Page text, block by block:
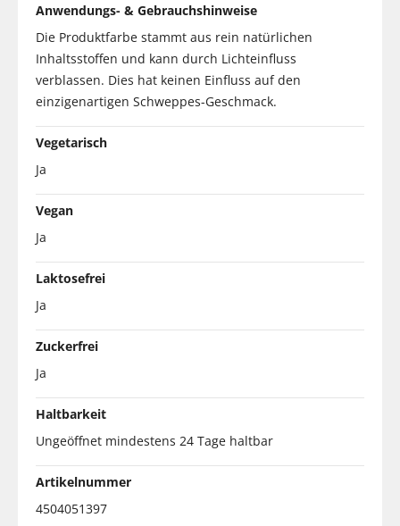
Anwendungs- & Gebrauchshinweise
Die Produktfarbe stammt aus rein natürlichen
Inhaltsstoffen und kann durch Lichteinfluss
verblassen. Dies hat keinen Einfluss auf den
einzigenartigen Schweppes-Geschmack.
Vegetarisch
Ja
Vegan
Ja
Laktosefrei
Ja
Zuckerfrei
Ja
Haltbarkeit
Ungeöffnet mindestens 24 Tage haltbar
Artikelnummer
4504051397